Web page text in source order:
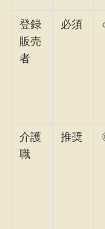
登録
販売
者
必須
介護
職
推奨